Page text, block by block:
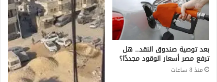
بعد توصية صندوق النقد.. هل
ترفع مصر أسعار الوقود مجددًا؟
منذ 8 ساعات